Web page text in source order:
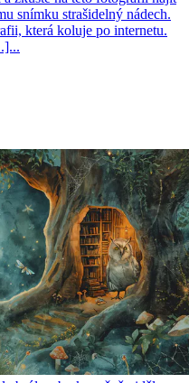
snímku strašidelný nádech.
která koluje po internetu.